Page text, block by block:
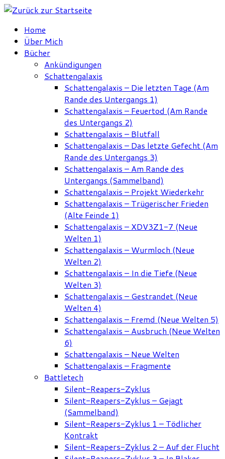
Zum
springenHome
Über Mich
Bücher
Ankündigungen
Schattengalaxis
Schattengalaxis – Die letzten Tage (Am
Rande des Untergangs 1)
Schattengalaxis – Feuertod (Am Rande
des Untergangs 2)
Schattengalaxis – Blutfall
Schattengalaxis – Das letzte Gefecht (Am
Rande des Untergangs 3)
Schattengalaxis – Am Rande des
Untergangs (Sammelband)
Schattengalaxis – Projekt Wiederkehr
Schattengalaxis – Trügerischer Frieden
(Alte Feinde 1)
Schattengalaxis – XDV3Z1-7 (Neue
Welten 1)
Schattengalaxis – Wurmloch (Neue
Welten 2)
Schattengalaxis – In die Tiefe (Neue
Welten 3)
Schattengalaxis – Gestrandet (Neue
Welten 4)
Schattengalaxis – Fremd (Neue Welten 5)
Schattengalaxis – Ausbruch (Neue Welten
6)
Schattengalaxis – Neue Welten
Schattengalaxis – Fragmente
Battletech
Silent-Reapers-Zyklus
Silent-Reapers-Zyklus – Gejagt
(Sammelband)
Silent-Reapers-Zyklus 1 – Tödlicher
Kontrakt
Silent-Reapers-Zyklus 2 – Auf der Flucht